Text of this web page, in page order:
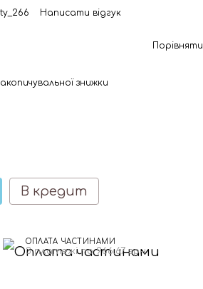
Написати відгук
Порівняти
знижки
В кредит
ОПЛАТА ЧАСТИНАМИ
3 платежі по 966.67 грн